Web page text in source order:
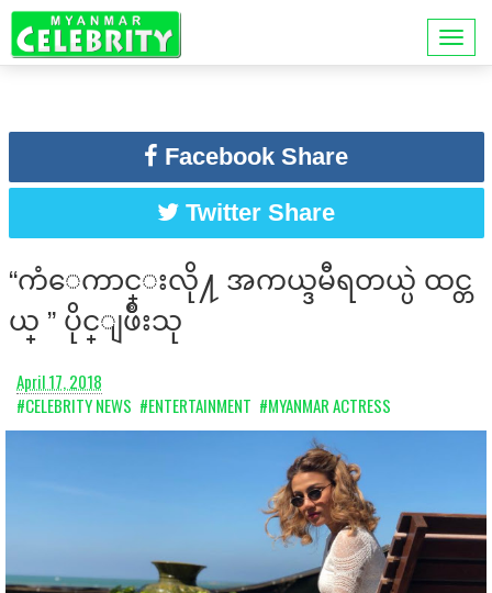
Facebook Share
Twitter Share
“ကံေကာင္းလို႔ အကယ္ဒမီရတယ္ပဲ ထင္တ
ယ္ ” ပိုင္ျဖိဳးသု
April 17, 2018
#CELEBRITY NEWS #ENTERTAINMENT #MYANMAR ACTRESS